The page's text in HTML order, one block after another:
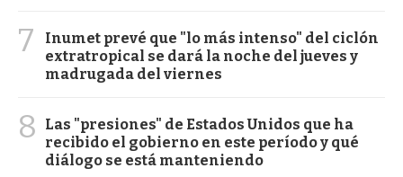
7
Inumet prevé que "lo más intenso" del ciclón
extratropical se dará la noche del jueves y
madrugada del viernes
8
Las "presiones" de Estados Unidos que ha
recibido el gobierno en este período y qué
diálogo se está manteniendo